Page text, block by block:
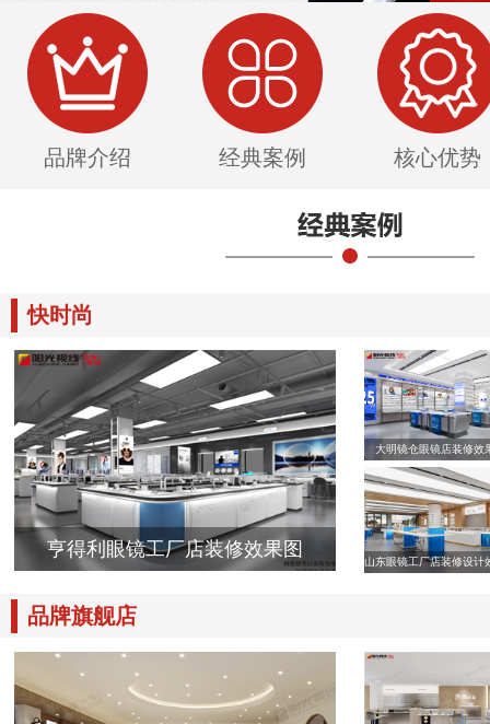
品牌介绍 经典案例 核心优势
快时尚
亨得利眼镜工厂店装修效果图
大明镜仓眼镜店装修效
山东眼镜工厂店装修设计
品牌旗舰店